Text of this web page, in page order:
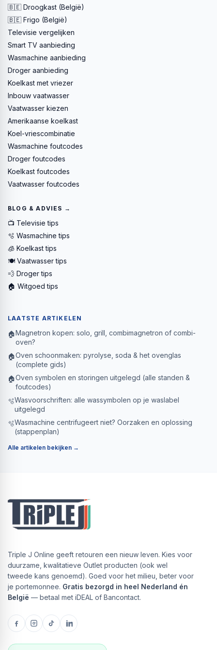
🇧🇪 Droogkast (België)
🇧🇪 Frigo (België)
Televisie vergelijken
Smart TV aanbieding
Wasmachine aanbieding
Droger aanbieding
Koelkast met vriezer
Inbouw vaatwasser
Vaatwasser kiezen
Amerikaanse koelkast
Koel-vriescombinatie
Wasmachine foutcodes
Droger foutcodes
Koelkast foutcodes
Vaatwasser foutcodes
BLOG & ADVIES →
📺 Televisie tips
🫧 Wasmachine tips
🧊 Koelkast tips
🍽️ Vaatwasser tips
💨 Droger tips
🏠 Witgoed tips
LAATSTE ARTIKELEN
🏠Magnetron kopen: solo, grill, combimagnetron of combi-
oven?
🏠Oven schoonmaken: pyrolyse, soda & het ovenglas
(complete gids)
🏠Oven symbolen en storingen uitgelegd (alle standen &
foutcodes)
🫧Wasvoorschriften: alle wassymbolen op je waslabel
uitgelegd
🫧Wasmachine centrifugeert niet? Oorzaken en oplossing
(stappenplan)
Alle artikelen bekijken →
Triple J Online geeft retouren een nieuw leven. Kies voor
duurzame, kwalitatieve Outlet producten (ook wel
tweede kans genoemd). Goed voor het milieu, beter voor
je portemonnee. Gratis bezorgd in heel Nederland én
België — betaal met iDEAL of Bancontact.